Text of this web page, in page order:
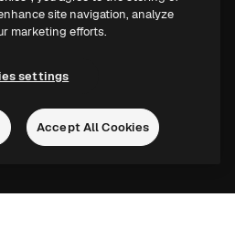
site navigation, analyze
marketing efforts.
settings
Accept All Cookies